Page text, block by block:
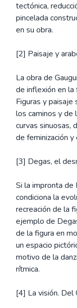
tectónica,
pincelada
en su obra.
[2] Paisaje y
La obra de
de inflexión en la
Figuras y paisaje
los caminos y de
curvas sinuosas,
de feminización
[3] Degas, el
Si la impronta de
condiciona la
recreación de la
ejemplo de
de la figura en
un espacio
motivo de la
rítmica.
[4] La visión. Del